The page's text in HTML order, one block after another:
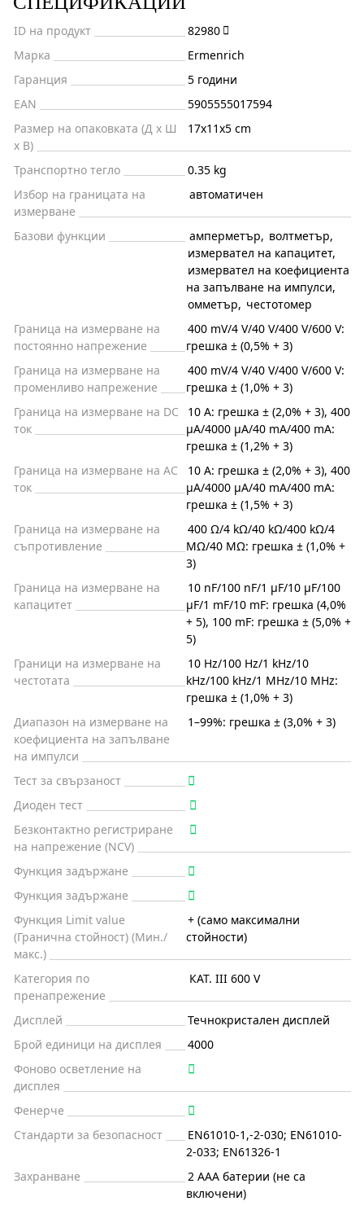
ID на продукт
82980
Марка
Ermenrich
Гаранция
5 години
EAN
5905555017594
Размер на опаковката (Д x Ш
x В)
17x11x5 cm
Транспортно тегло
0.35 kg
Избор на границата на
измерване
автоматичен
Базови функции амперметър, волтметър,
измервател на капацитет,
измервател на коефициента
на запълване на импулси,
омметър, честотомер
Граница на измерване на
постоянно напрежение
400 mV/4 V/40 V/400 V/600 V:
грешка ± (0,5% + 3)
Граница на измерване на
променливо напрежение
400 mV/4 V/40 V/400 V/600 V:
грешка ± (1,0% + 3)
Граница на измерване на DC
ток
10 A: грешка ± (2,0% + 3), 400
µA/4000 µA/40 mA/400 mA:
грешка ± (1,2% + 3)
Граница на измерване на AC
ток
10 A: грешка ± (2,0% + 3), 400
µA/4000 µA/40 mA/400 mA:
грешка ± (1,5% + 3)
Граница на измерване на
съпротивление
400 Ω/4 kΩ/40 kΩ/400 kΩ/4
MΩ/40 MΩ: грешка ± (1,0% +
3)
Граница на измерване на
капацитет
10 nF/100 nF/1 μF/10 μF/100
μF/1 mF/10 mF: грешка (4,0%
+ 5), 100 mF: грешка ± (5,0% +
5)
Граници на измерване на
честотата
10 Hz/100 Hz/1 kHz/10
kHz/100 kHz/1 MHz/10 MHz:
грешка ± (1,0% + 3)
Диапазон на измерване на
коефициента на запълване
на импулси
1–99%: грешка ± (3,0% + 3)
Тест за свързаност
Диоден тест
Безконтактно регистриране
на напрежение (NCV)
Функция задържане
Функция задържане
Функция Limit value
(Гранична стойност) (Мин./
макс.)
+ (само максимални
стойности)
Категория по
пренапрежение
КАТ. III 600 V
Дисплей
Течнокристален дисплей
Брой единици на дисплея
4000
Фоново осветление на
дисплея
Фенерче
Стандарти за безопасност
EN61010-1,-2-030; EN61010-
2-033; EN61326-1
Захранване
2 AAA батерии (не са
включени)